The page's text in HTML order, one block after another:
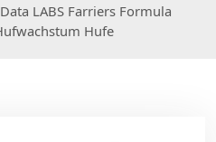
LABS Farriers Formula
Hufe